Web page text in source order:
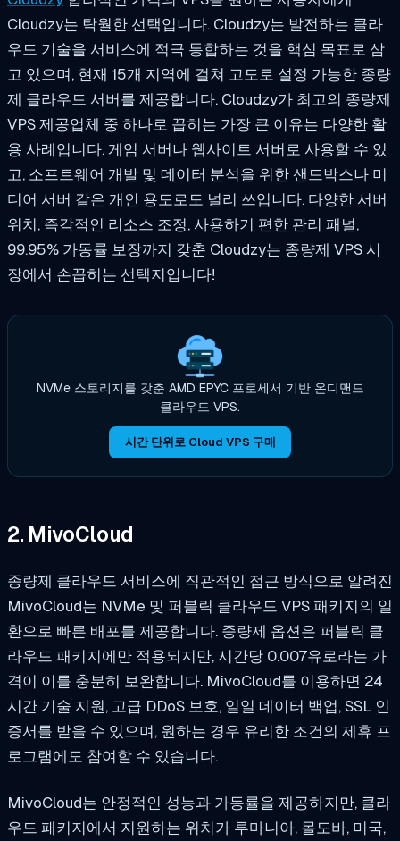
Cloudzy는 탁월한 선택입니다. Cloudzy는 발전하는 클라
우드 기술을 서비스에 적극 통합하는 것을 핵심 목표로 삼
고 있으며, 현재 15개 지역에 걸쳐 고도로 설정 가능한 종량
제 클라우드 서버를 제공합니다. Cloudzy가 최고의 종량제
VPS 제공업체 중 하나로 꼽히는 가장 큰 이유는 다양한 활
용 사례입니다. 게임 서버나 웹사이트 서버로 사용할 수 있
고, 소프트웨어 개발 및 데이터 분석을 위한 샌드박스나 미
디어 서버 같은 개인 용도로도 널리 쓰입니다. 다양한 서버
위치, 즉각적인 리소스 조정, 사용하기 편한 관리 패널,
99.95% 가동률 보장까지 갖춘 Cloudzy는 종량제 VPS 시
장에서 손꼽히는 선택지입니다!
NVMe 스토리지를 갖춘 AMD EPYC 프로세서 기반 온디맨드
클라우드 VPS.
시간 단위로 Cloud VPS 구매
2. MivoCloud
종량제 클라우드 서비스에 직관적인 접근 방식으로 알려진
MivoCloud는 NVMe 및 퍼블릭 클라우드 VPS 패키지의 일
환으로 빠른 배포를 제공합니다. 종량제 옵션은 퍼블릭 클
라우드 패키지에만 적용되지만, 시간당 0.007유로라는 가
격이 이를 충분히 보완합니다. MivoCloud를 이용하면 24
시간 기술 지원, 고급 DDoS 보호, 일일 데이터 백업, SSL 인
증서를 받을 수 있으며, 원하는 경우 유리한 조건의 제휴 프
로그램에도 참여할 수 있습니다.
MivoCloud는 안정적인 성능과 가동률을 제공하지만, 클라
우드 패키지에서 지원하는 위치가 루마니아, 몰도바, 미국,